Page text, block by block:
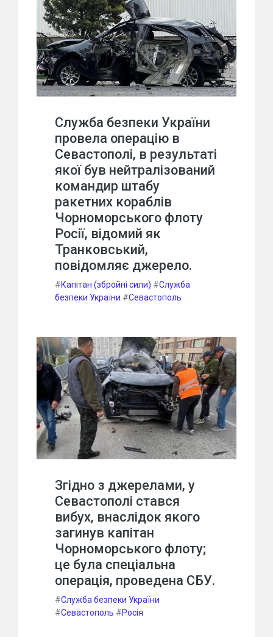
Служба безпеки України
провела операцію в
Севастополі, в результаті
якої був нейтралізований
командир штабу
ракетних кораблів
Чорноморського флоту
Росії, відомий як
Транковський,
повідомляє джерело.
#Капітан (збройні сили) #Служба
безпеки України #Севастополь
Згідно з джерелами, у
Севастополі стався
вибух, внаслідок якого
загинув капітан
Чорноморського флоту;
це була спеціальна
операція, проведена СБУ.
#Служба безпеки України
#Севастополь #Росія